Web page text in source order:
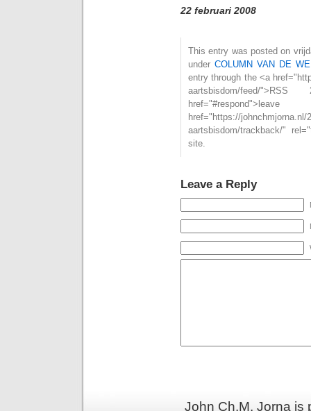
22 februari 2008
This entry was posted on
under COLUMN VAN DE
entry through the <a
aartsbisdom/feed/
href="https://johnchmjorna.nl/
aartsbisdom/trackback/"
site.
Leave a Reply
John Ch.M. Jorna